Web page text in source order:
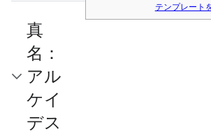
テンプレート
真
名：
アル
ケイ
デス